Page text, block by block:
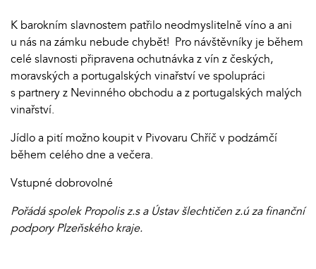
K barokním slavnostem patřilo neodmyslitelně víno a ani
u nás na zámku nebude chybět! Pro návštěvníky je během
celé slavnosti připravena ochutnávka z vín z českých,
moravských a portugalských vinařství ve spolupráci
s partnery z Nevinného obchodu a z portugalských malých
vinařství.
Jídlo a pití možno koupit v Pivovaru Chříč v podzámčí
během celého dne a večera.
Vstupné dobrovolné
Pořádá spolek Propolis z.s a Ústav šlechtičen z.ú za finanční
podpory Plzeňského kraje.